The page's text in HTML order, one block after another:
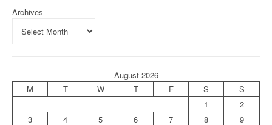
Archives
August 2026
M
T W T F S
S
1
2
3
4 5 6 7 8
9